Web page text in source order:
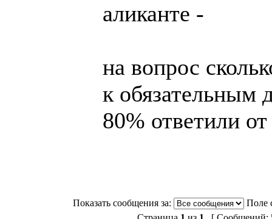
аликанте -
на вопрос
к обязательным
80% ответили
Показать сообщения за:
Поле